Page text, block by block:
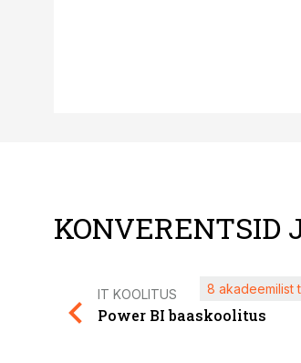
KONVERENTSID
IT KOOLITUS
Power BI baaskoolitus
8 akadeemilist